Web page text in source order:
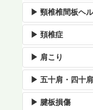
▶ 頸椎椎間板ヘ
▶ 頚椎症
▶ 肩こり
▶ 五十肩・四十肩
▶ 腱板損傷